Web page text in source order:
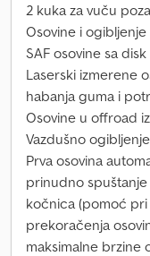
2 kuka za vuču
Osovine i ogibljenje
SAF osovine sa
Laserski izmerene
habanja guma i
Osovine u offroad
Vazdušno ogibljenje
Prva osovina
prinudno
kočnica (pomoć
prekoračenja
maksimalne brzine